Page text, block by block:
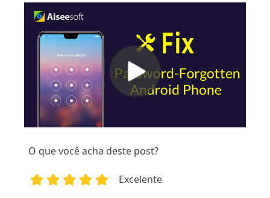
O que você acha deste post?
Excelente